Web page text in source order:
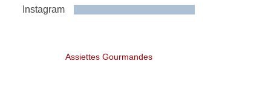
Instagram
Assiettes Gourmandes